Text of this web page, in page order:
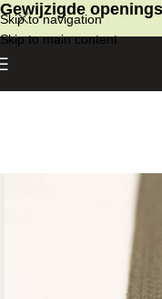
Skip to navigation
Skip to main content
Gewijzigde